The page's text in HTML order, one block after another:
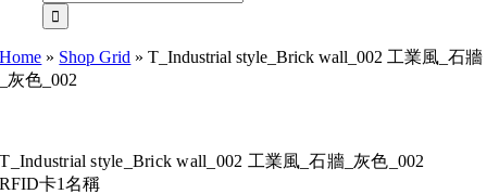
索
結
果：
Home » Shop Grid »T_Industrial style_Brick wall_002 工業風_石牆
_灰色_002
T_Industrial style_Brick wall_002 工業風_石牆_灰色_002
RFID卡1名稱